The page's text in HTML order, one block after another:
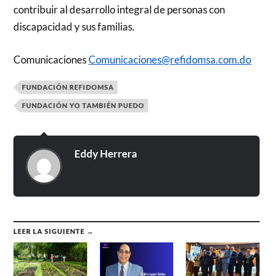
contribuir al desarrollo integral de personas con
discapacidad y sus familias.
ComunicacionesComunicaciones@refidomsa.com.do
FUNDACIÓN REFIDOMSA
FUNDACIÓN YO TAMBIÉN PUEDO
Eddy Herrera
LEER LA SIGUIENTE →